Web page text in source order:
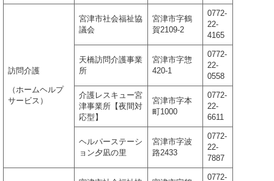
訪問介護
（ホームヘルプ
サービス）
宮津市社会福祉協
議会
宮津市字鶴
賀2109-2
0772-
22-
4165
天橋訪問介護事業
所
宮津市字惣
420-1
0772-
22-
0558
介護レスキュー宮
津事業所【夜間対
応型】
宮津市字本
町1000
0772-
22-
6611
ヘルパーステーシ
ョン夕凪の里
宮津市字波
路2433
0772-
22-
7887
0772-